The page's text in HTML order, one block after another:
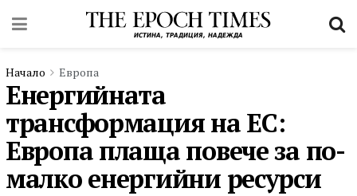
Начало Европа
Енергийната
трансформация на ЕС:
Европа плаща повече за по-
малко енергийни ресурси